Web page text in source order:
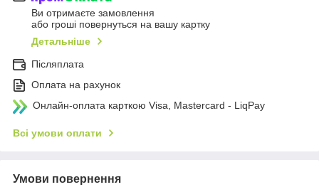
Ви отримаєте замовлення
або гроші повернуться на вашу картку
Детальніше
Післяплата
Оплата на рахунок
Онлайн-оплата карткою Visa, Mastercard - LiqPay
Всі умови оплати
Умови повернення